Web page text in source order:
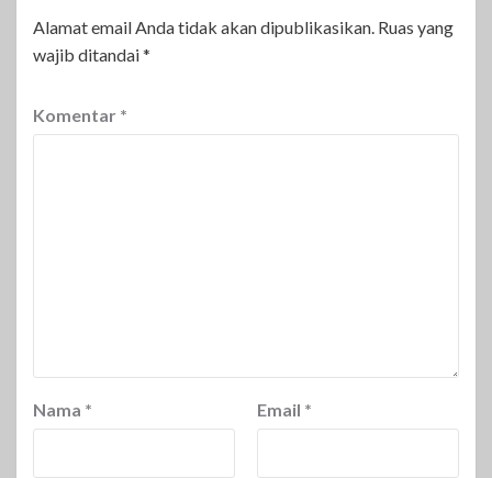
Alamat email Anda tidak akan dipublikasikan. Ruas yang
wajib ditandai*
Komentar *
Nama * Email *